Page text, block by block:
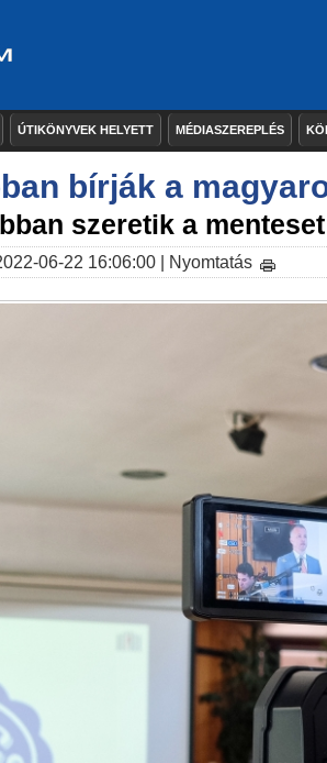
ÚTIKÖNYVEK HELYETT MÉDIASZEREPLÉS
bírják a
szeretik a menteset
06-22 16:06:00 | Nyomtatás